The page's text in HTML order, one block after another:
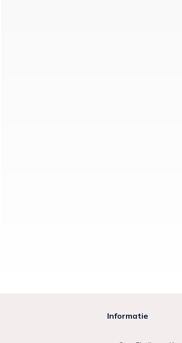
Informatie